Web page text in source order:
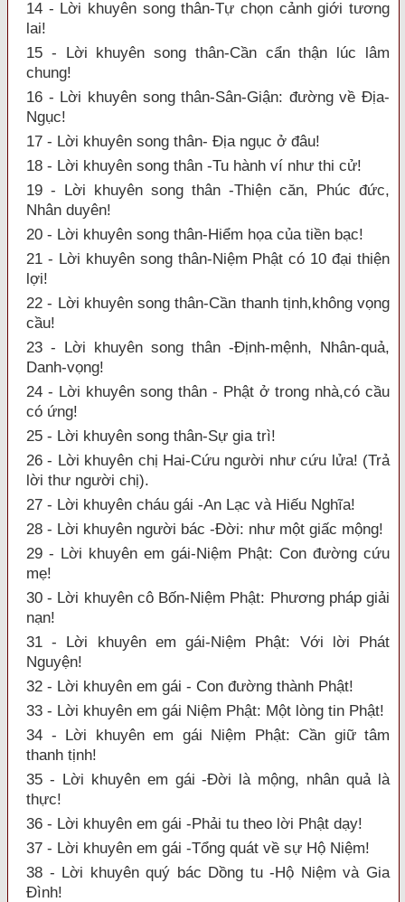
14 - Lời khuyên song thân-Tự chọn cảnh giới tương
lai!
15 - Lời khuyên song thân-Cần cẩn thận lúc lâm
chung!
16 - Lời khuyên song thân-Sân-Giận: đường về Địa-
Ngục!
17 - Lời khuyên song thân- Địa ngục ở đâu!
18 - Lời khuyên song thân -Tu hành ví như thi cử!
19 - Lời khuyên song thân -Thiện căn, Phúc đức,
Nhân duyên!
20 - Lời khuyên song thân-Hiểm họa của tiền bạc!
21 - Lời khuyên song thân-Niệm Phật có 10 đại thiện
lợi!
22 - Lời khuyên song thân-Cần thanh tịnh,không vọng
cầu!
23 - Lời khuyên song thân -Định-mệnh, Nhân-quả,
Danh-vọng!
24 - Lời khuyên song thân - Phật ở trong nhà,có cầu
có ứng!
25 - Lời khuyên song thân-Sự gia trì!
26 - Lời khuyên chị Hai-Cứu người như cứu lửa! (Trả
lời thư người chị).
27 - Lời khuyên cháu gái -An Lạc và Hiếu Nghĩa!
28 - Lời khuyên người bác -Đời: như một giấc mộng!
29 - Lời khuyên em gái-Niệm Phật: Con đường cứu
mẹ!
30 - Lời khuyên cô Bốn-Niệm Phật: Phương pháp giải
nạn!
31 - Lời khuyên em gái-Niệm Phật: Với lời Phát
Nguyện!
32 - Lời khuyên em gái - Con đường thành Phật!
33 - Lời khuyên em gái Niệm Phật: Một lòng tin Phật!
34 - Lời khuyên em gái Niệm Phật: Cần giữ tâm
thanh tịnh!
35 - Lời khuyên em gái -Đời là mộng, nhân quả là
thực!
36 - Lời khuyên em gái -Phải tu theo lời Phật dạy!
37 - Lời khuyên em gái -Tổng quát về sự Hộ Niệm!
38 - Lời khuyên quý bác Dồng tu -Hộ Niệm và Gia
Đình!